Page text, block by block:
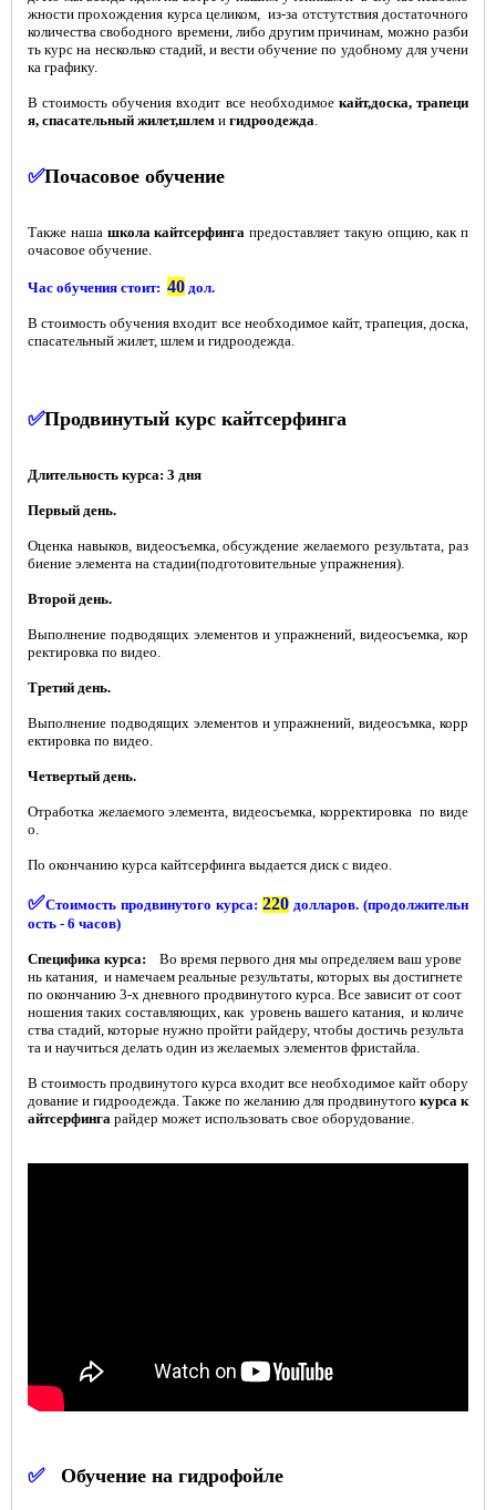
жности прохождения курса целиком, из-за отстутствия достаточного
количества свободного времени, либо другим причинам, можно разби
ть курс на несколько стадий, и вести обучение по удобному для учени
ка графику.
В стоимость обучения входит все необходимое кайт,доска, трапеци
я, спасательный жилет,шлем и гидроодежда.
✅Почасовое обучение
Также наша школа кайтсерфинга предоставляет такую опцию, как п
очасовое обучение.
Час обучения стоит: 40 дол.
В стоимость обучения входит все необходимое кайт, трапеция, доска,
спасательный жилет, шлем и гидроодежда.
✅Продвинутый курс кайтсерфинга
Длительность курса: 3 дня
Первый день.
Оценка навыков, видеосъемка, обсуждение желаемого результата, раз
биение элемента на стадии(подготовительные упражнения).
Второй день.
Выполнение подводящих элементов и упражнений, видеосъемка, кор
ректировка по видео.
Третий день.
Выполнение подводящих элементов и упражнений, видеосъмка, корр
ектировка по видео.
Четвертый день.
Отработка желаемого элемента, видеосъемка, корректировка по виде
о.
По окончанию курса кайтсерфинга выдается диск с видео.
✅Стоимость продвинутого курса: 220 долларов. (продолжительн
ость - 6 часов)
Специфика курса:
Во время первого дня мы определяем ваш урове
нь катания, и намечаем реальные результаты, которых вы достигнете
по окончанию 3-х дневного продвинутого курса. Все зависит от соот
ношения таких составляющих, как уровень вашего катания, и количе
ства стадий, которые нужно пройти райдеру, чтобы достичь результа
та и научиться делать один из желаемых элементов фристайла.
В стоимость продвинутого курса входит все необходимое кайт обору
дование и гидроодежда. Также по желанию для продвинутого курса к
айтсерфинга райдер может использовать свое оборудование.
✅ Обучение на гидрофойле